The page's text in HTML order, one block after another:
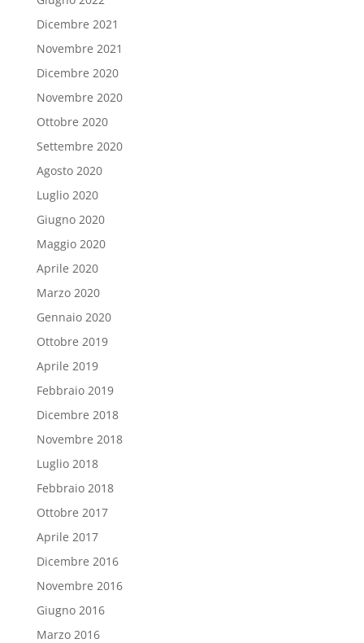
Dicembre 2021
Novembre 2021
Dicembre 2020
Novembre 2020
Ottobre 2020
Settembre 2020
Agosto 2020
Luglio 2020
Giugno 2020
Maggio 2020
Aprile 2020
Marzo 2020
Gennaio 2020
Ottobre 2019
Aprile 2019
Febbraio 2019
Dicembre 2018
Novembre 2018
Luglio 2018
Febbraio 2018
Ottobre 2017
Aprile 2017
Dicembre 2016
Novembre 2016
Giugno 2016
Marzo 2016